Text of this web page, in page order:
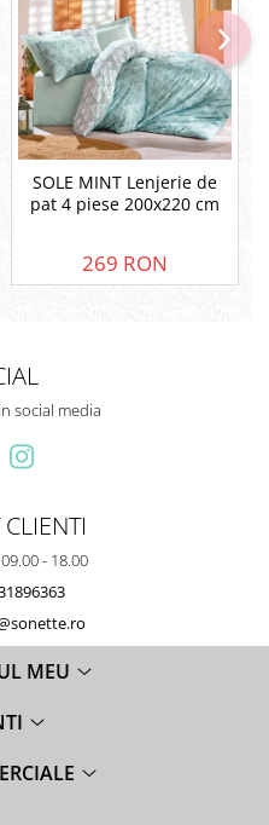
SOLE MINT Lenjerie de
pat 4 piese 200x220 cm
269 RON
social media
- 18.00
MEU